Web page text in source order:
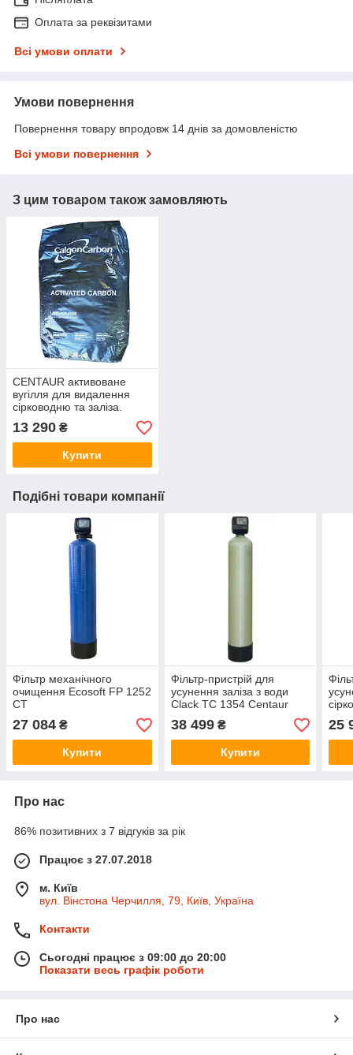
Оплата за реквізитами
Всі умови оплати
Умови повернення
Повернення товару впродовж 14 днів за домовленістю
Всі умови повернення
З цим товаром також замовляють
CENTAUR активоване
вугілля для видалення
сірководню та заліза.
Абсорбція, зневоднення
13 290 ₴
Купити
Подібні товари компанії
Фільтр механічного
очищення Ecosoft FP 1252
CT
27 084 ₴
Купити
Фільтр-пристрій для
усунення заліза з води
Clack TC 1354 Centaur
38 499₴
Купити
25
Про нас
86% позитивних з 7 відгуків за рік
Працює з 27.07.2018
м. Київ
вул. Вінстона Черчилля, 79, Київ, Україна
Контакти
Сьогодні працює з 09:00 до 20:00
Показати весь графік роботи
Про нас